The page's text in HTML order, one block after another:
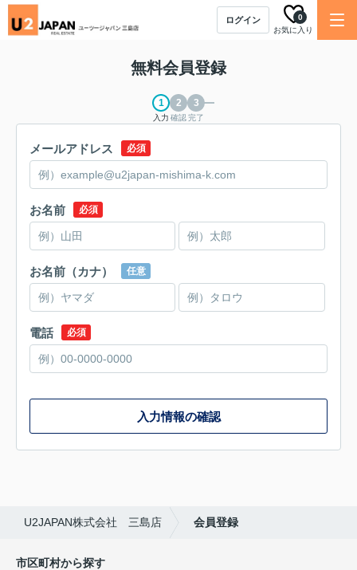
ログイン
お気に入り
0
無料会員登録
入力 確認完了
メールアドレス 必須
お名前 必須
お名前（カナ） 任意
電話 必須
入力情報の確認
U2JAPAN株式会社 三島店 会員登録
市区町村から探す